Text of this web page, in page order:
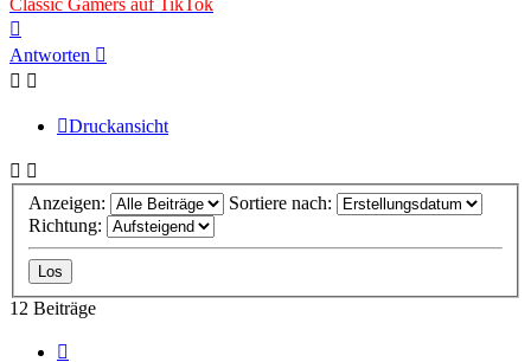
Classic Gamers auf TikTok
oben
Antworten
Druckansicht
Anzeigen:
Sortiere nach:
Richtung:
12 Beiträge